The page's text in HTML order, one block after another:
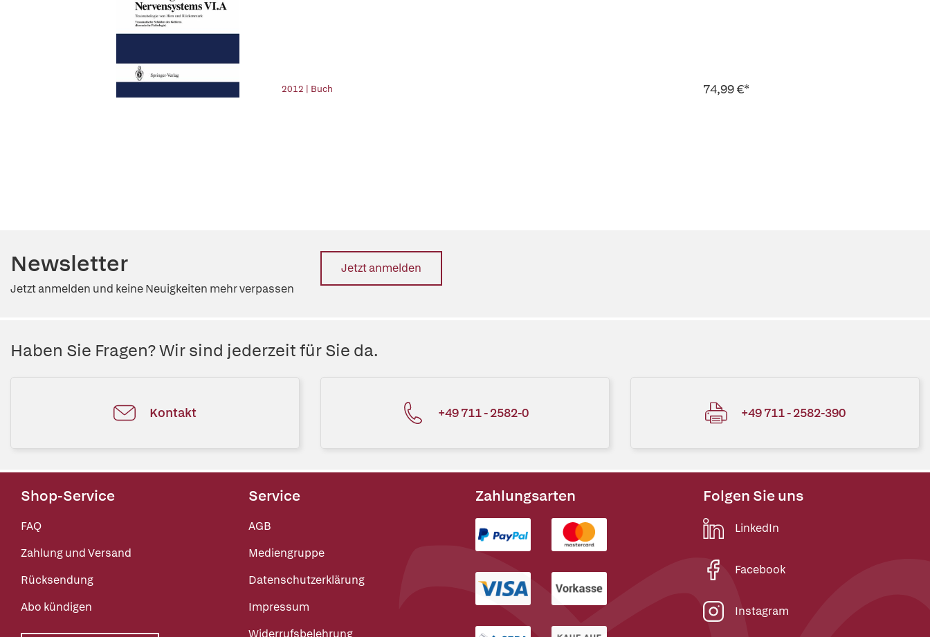
2012 | Buch 74,99 €*
Newsletter
Jetzt anmelden und keine Neuigkeiten mehr verpassen
Jetzt anmelden
Haben Sie Fragen? Wir sind jederzeit für Sie da.
Kontakt +49 711 - 2582-0 +49 711 - 2582-390
Shop-Service
FAQ
Zahlung und Versand
Rücksendung
Abo kündigen
Service
AGB
Mediengruppe
Datenschutzerklärung
Impressum
Widerrufsbelehrung
Zahlungsarten Folgen Sie uns
LinkedIn
Facebook
Instagram